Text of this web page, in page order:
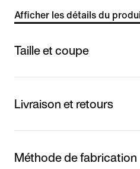
Afficher les détails du
Taille et coupe
Livraison et retours
Méthode de fabrication